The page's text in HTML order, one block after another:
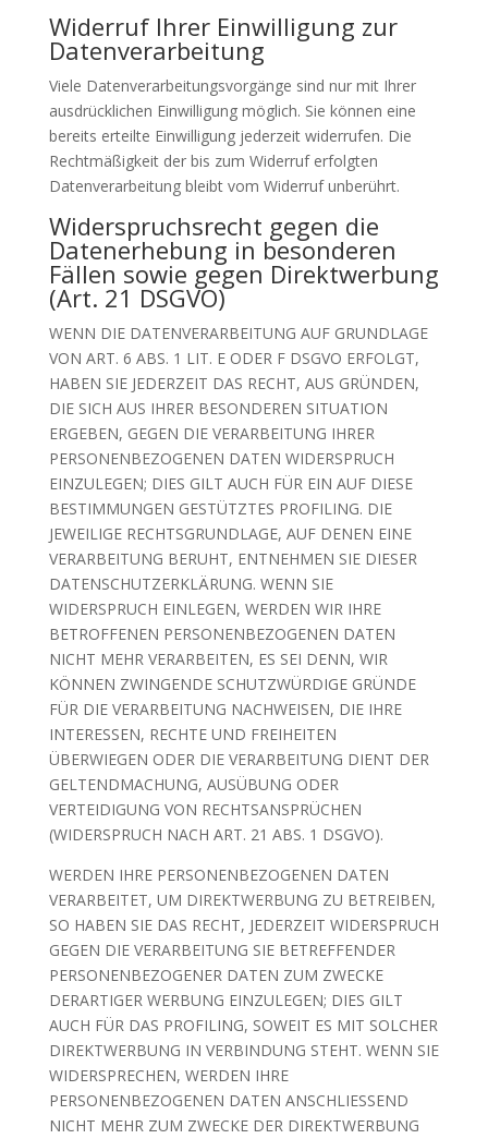
Widerruf Ihrer Einwilligung zur
Datenverarbeitung
Viele Datenverarbeitungsvorgänge sind nur mit Ihrer
ausdrücklichen Einwilligung möglich. Sie können eine
bereits erteilte Einwilligung jederzeit widerrufen. Die
Rechtmäßigkeit der bis zum Widerruf erfolgten
Datenverarbeitung bleibt vom Widerruf unberührt.
Widerspruchsrecht gegen die
Datenerhebung in besonderen
Fällen sowie gegen Direktwerbung
(Art. 21 DSGVO)
WENN DIE DATENVERARBEITUNG AUF GRUNDLAGE
VON ART. 6 ABS. 1 LIT. E ODER F DSGVO ERFOLGT,
HABEN SIE JEDERZEIT DAS RECHT, AUS GRÜNDEN,
DIE SICH AUS IHRER BESONDEREN SITUATION
ERGEBEN, GEGEN DIE VERARBEITUNG IHRER
PERSONENBEZOGENEN DATEN WIDERSPRUCH
EINZULEGEN; DIES GILT AUCH FÜR EIN AUF DIESE
BESTIMMUNGEN GESTÜTZTES PROFILING. DIE
JEWEILIGE RECHTSGRUNDLAGE, AUF DENEN EINE
VERARBEITUNG BERUHT, ENTNEHMEN SIE DIESER
DATENSCHUTZERKLÄRUNG. WENN SIE
WIDERSPRUCH EINLEGEN, WERDEN WIR IHRE
BETROFFENEN PERSONENBEZOGENEN DATEN
NICHT MEHR VERARBEITEN, ES SEI DENN, WIR
KÖNNEN ZWINGENDE SCHUTZWÜRDIGE GRÜNDE
FÜR DIE VERARBEITUNG NACHWEISEN, DIE IHRE
INTERESSEN, RECHTE UND FREIHEITEN
ÜBERWIEGEN ODER DIE VERARBEITUNG DIENT DER
GELTENDMACHUNG, AUSÜBUNG ODER
VERTEIDIGUNG VON RECHTSANSPRÜCHEN
(WIDERSPRUCH NACH ART. 21 ABS. 1 DSGVO).
WERDEN IHRE PERSONENBEZOGENEN DATEN
VERARBEITET, UM DIREKTWERBUNG ZU BETREIBEN,
SO HABEN SIE DAS RECHT, JEDERZEIT WIDERSPRUCH
GEGEN DIE VERARBEITUNG SIE BETREFFENDER
PERSONENBEZOGENER DATEN ZUM ZWECKE
DERARTIGER WERBUNG EINZULEGEN; DIES GILT
AUCH FÜR DAS PROFILING, SOWEIT ES MIT SOLCHER
DIREKTWERBUNG IN VERBINDUNG STEHT. WENN SIE
WIDERSPRECHEN, WERDEN IHRE
PERSONENBEZOGENEN DATEN ANSCHLIESSEND
NICHT MEHR ZUM ZWECKE DER DIREKTWERBUNG